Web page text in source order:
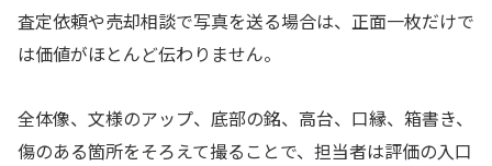
査定依頼や売却相談で写真を送る場合は、正面一枚だけで
は価値がほとんど伝わりません。
全体像、文様のアップ、底部の銘、高台、口縁、箱書き、
傷のある箇所をそろえて撮ることで、担当者は評価の入口